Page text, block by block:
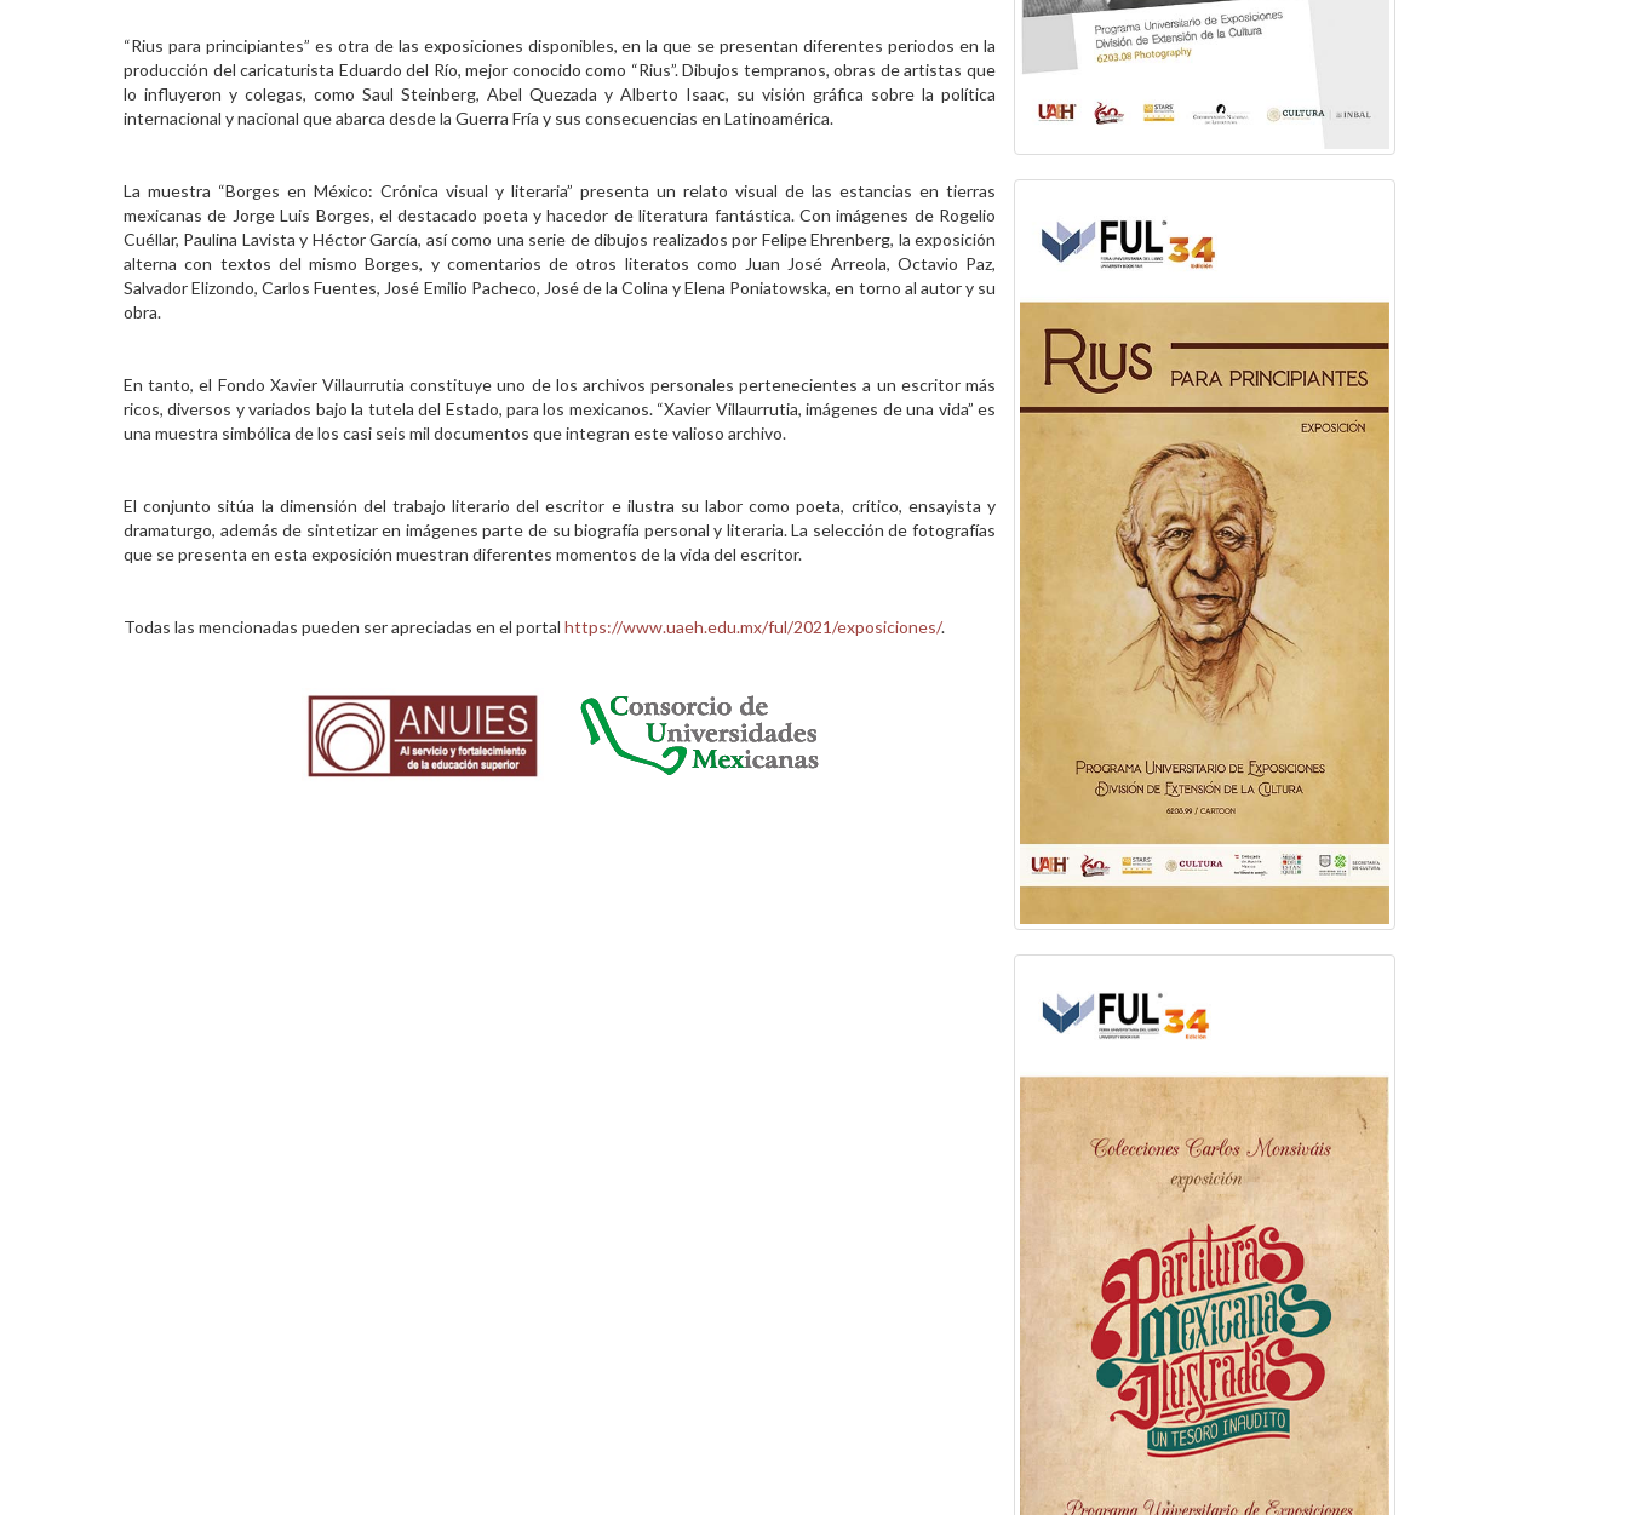
“Rius para principiantes” es otra de las exposiciones disponibles, en la que se presentan diferentes periodos en la
producción del caricaturista Eduardo del Río, mejor conocido como “Rius”. Dibujos tempranos, obras de artistas que
lo influyeron y colegas, como Saul Steinberg, Abel Quezada y Alberto Isaac, su visión gráfica sobre la política
internacional y nacional que abarca desde la Guerra Fría y sus consecuencias en Latinoamérica.
La muestra “Borges en México: Crónica visual y literaria” presenta un relato visual de las estancias en tierras
mexicanas de Jorge Luis Borges, el destacado poeta y hacedor de literatura fantástica. Con imágenes de Rogelio
Cuéllar, Paulina Lavista y Héctor García, así como una serie de dibujos realizados por Felipe Ehrenberg, la exposición
alterna con textos del mismo Borges, y comentarios de otros literatos como Juan José Arreola, Octavio Paz,
Salvador Elizondo, Carlos Fuentes, José Emilio Pacheco, José de la Colina y Elena Poniatowska, en torno al autor y su
obra.
En tanto, el Fondo Xavier Villaurrutia constituye uno de los archivos personales pertenecientes a un escritor más
ricos, diversos y variados bajo la tutela del Estado, para los mexicanos. “Xavier Villaurrutia, imágenes de una vida” es
una muestra simbólica de los casi seis mil documentos que integran este valioso archivo.
El conjunto sitúa la dimensión del trabajo literario del escritor e ilustra su labor como poeta, crítico, ensayista y
dramaturgo, además de sintetizar en imágenes parte de su biografía personal y literaria. La selección de fotografías
que se presenta en esta exposición muestran diferentes momentos de la vida del escritor.
Todas las mencionadas pueden ser apreciadas en el portal https://www.uaeh.edu.mx/ful/2021/exposiciones/.